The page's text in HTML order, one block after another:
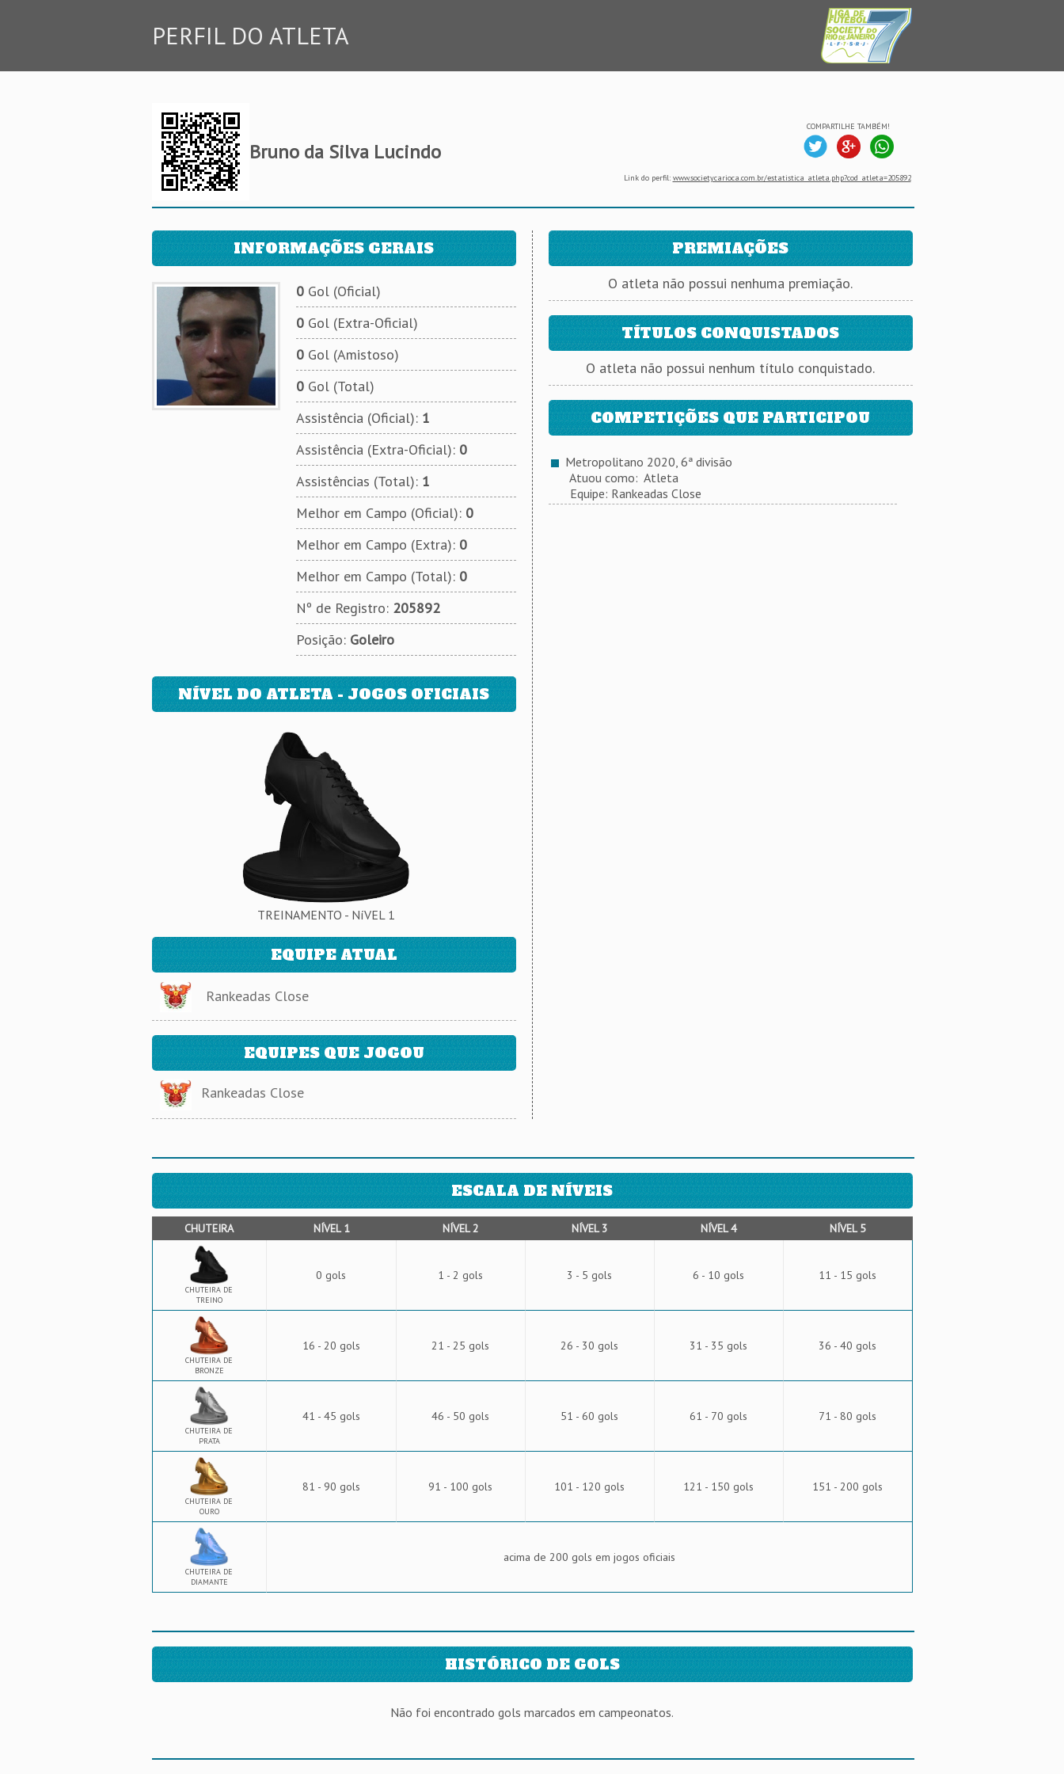
PERFIL DO ATLETA
Bruno da Silva Lucindo
COMPARTILHE TAMBÉM!
Link do perfil: www.societycarioca.com.br/estatistica_atleta.php?cod_atleta=205892
INFORMAÇÕES GERAIS
0Gol (Oficial)
0Gol (Extra-Oficial)
0Gol (Amistoso)
0Gol (Total)
Assistência (Oficial): 1
Assistência (Extra-Oficial): 0
Assistências (Total): 1
Melhor em Campo (Oficial): 0
Melhor em Campo (Extra): 0
Melhor em Campo (Total): 0
Nº de Registro: 205892
Posição: Goleiro
NÍVEL DO ATLETA - JOGOS OFICIAIS
TREINAMENTO - NíVEL 1
EQUIPE ATUAL
Rankeadas Close
EQUIPES QUE JOGOU
Rankeadas Close
PREMIAÇÕES
O atleta não possui nenhuma premiação.
TÍTULOS CONQUISTADOS
O atleta não possui nenhum título conquistado.
COMPETIÇÕES QUE PARTICIPOU
Metropolitano 2020, 6ª divisão
Atuou como: Atleta
Equipe: Rankeadas Close
ESCALA DE NÍVEIS
CHUTEIRA NÍVEL 1 NÍVEL 2 NÍVEL 3 NÍVEL 4 NÍVEL 5
CHUTEIRA DE
TREINO
0 gols 1 - 2 gols 3 - 5 gols 6 - 10 gols 11 - 15 gols
CHUTEIRA DE
BRONZE
16 - 20 gols 21 - 25 gols 26 - 30 gols 31 - 35 gols 36 - 40 gols
CHUTEIRA DE
PRATA
41 - 45 gols 46 - 50 gols 51 - 60 gols 61 - 70 gols 71 - 80 gols
CHUTEIRA DE
OURO
81 - 90 gols 91 - 100 gols 101 - 120 gols 121 - 150 gols 151 - 200 gols
CHUTEIRA DE
DIAMANTE
acima de 200 gols em jogos oficiais
HISTÓRICO DE GOLS
Não foi encontrado gols marcados em campeonatos.